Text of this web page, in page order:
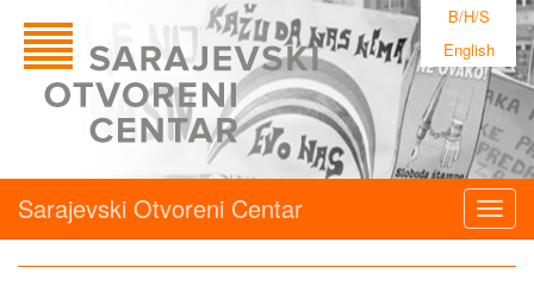
B/H/S
English
Sarajevski Otvoreni Centar